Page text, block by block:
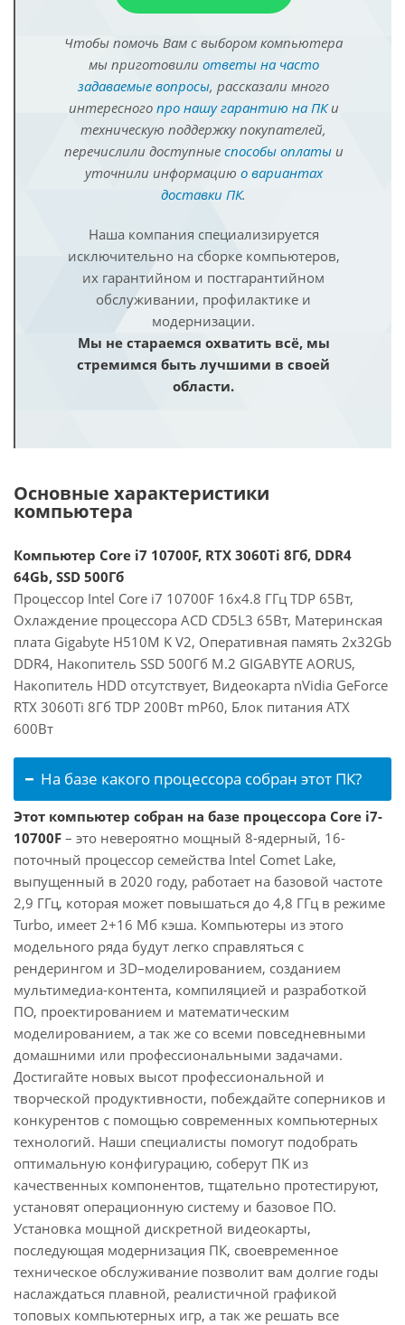
Чтобы помочь Вам с выбором компьютера
мы приготовили ответы на часто
задаваемые вопросы, рассказали много
интересного про нашу гарантию на ПКи
техническую поддержку покупателей,
перечислили доступные способы оплатыи
уточнили информацию о вариантах
доставки ПК.
Наша компания специализируется
исключительно на сборке компьютеров,
их гарантийном и постгарантийном
обслуживании, профилактике и
модернизации.
Мы не стараемся охватить всё, мы
стремимся быть лучшими в своей
области.
Основные характеристики
компьютера
Компьютер Core i7 10700F, RTX 3060Ti 8Гб, DDR4
64Gb, SSD 500Гб
Процессор Intel Core i7 10700F 16x4.8 ГГц TDP 65Вт,
Охлаждение процессора ACD CD5L3 65Вт, Материнская
плата Gigabyte H510M K V2, Оперативная память 2x32Gb
DDR4, Накопитель SSD 500Гб M.2 GIGABYTE AORUS,
Накопитель HDD отсутствует, Видеокарта nVidia GeForce
RTX 3060Ti 8Гб TDP 200Вт mP60, Блок питания ATX
600Вт
На базе какого процессора собран этот ПК?
Этот компьютер собран на базе процессора Core i7-
10700F – это невероятно мощный 8-ядерный, 16-
поточный процессор семейства Intel Comet Lake,
выпущенный в 2020 году, работает на базовой частоте
2,9 ГГц, которая может повышаться до 4,8 ГГц в режиме
Turbo, имеет 2+16 Мб кэша. Компьютеры из этого
модельного ряда будут легко справляться с
рендерингом и 3D–моделированием, созданием
мультимедиа-контента, компиляцией и разработкой
ПО, проектированием и математическим
моделированием, а так же со всеми повседневными
домашними или профессиональными задачами.
Достигайте новых высот профессиональной и
творческой продуктивности, побеждайте соперников и
конкурентов с помощью современных компьютерных
технологий. Наши специалисты помогут подобрать
оптимальную конфигурацию, соберут ПК из
качественных компонентов, тщательно протестируют,
установят операционную систему и базовое ПО.
Установка мощной дискретной видеокарты,
последующая модернизация ПК, своевременное
техническое обслуживание позволит вам долгие годы
наслаждаться плавной, реалистичной графикой
топовых компьютерных игр, а так же решать все